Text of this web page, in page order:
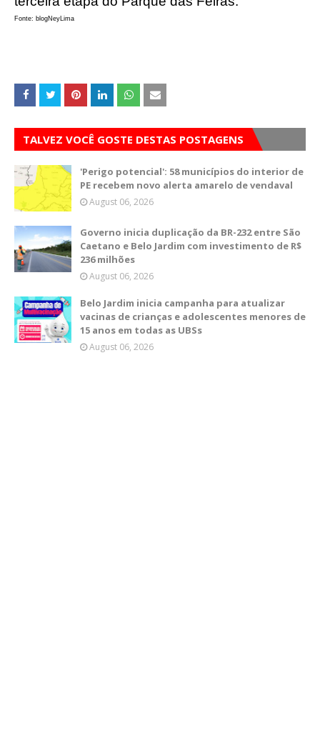
Fonte: blogNeyLima
TALVEZ VOCÊ GOSTE DESTAS POSTAGENS
'Perigo potencial': 58 municípios do interior de
PE recebem novo alerta amarelo de vendaval
August 06, 2026
Governo inicia duplicação da BR-232 entre São
Caetano e Belo Jardim com investimento de R$
236 milhões
August 06, 2026
Belo Jardim inicia campanha para atualizar
vacinas de crianças e adolescentes menores de
15 anos em todas as UBSs
August 06, 2026